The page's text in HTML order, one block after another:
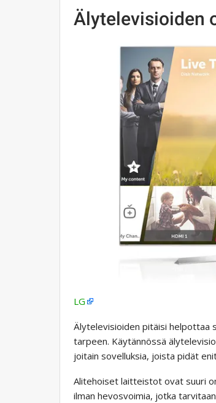
Älytelevisioiden
LG
Älytelevisioiden pitäisi helpottaa
tarpeen. Käytännössä
joitain sovelluksia, joista pidät
Alitehoiset laitteistot ovat suuri
ilman hevosvoimia, jotka